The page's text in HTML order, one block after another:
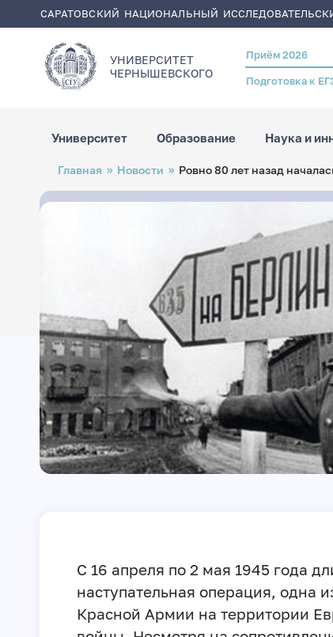
содержанию
САРАТОВСКИЙ НАЦИОНАЛЬНЫЙ
УНИВЕРСИТЕТ
ЧЕРНЫШЕВСКОГO
Header
menu
Приём 2026
Подготовка к
Университет Образование Наука и
Строка
навигации
Главная Новости Ровно 80 лет назад
С 16 апреля по 2 мая 1945 года
наступательная операция, одна
Красной Армии на территории